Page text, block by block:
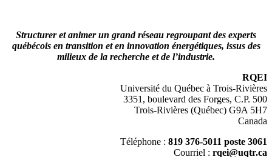
Structurer et animer un grand réseau regroupant des experts
québécois en transition et en innovation énergétiques, issus des
milieux de la recherche et de l’industrie.
RQEI
Université du Québec à Trois-Rivières
3351, boulevard des Forges, C.P. 500
Trois-Rivières (Québec) G9A 5H7
Canada
Téléphone : 819 376-5011 poste 3061
Courriel : rqei@uqtr.ca